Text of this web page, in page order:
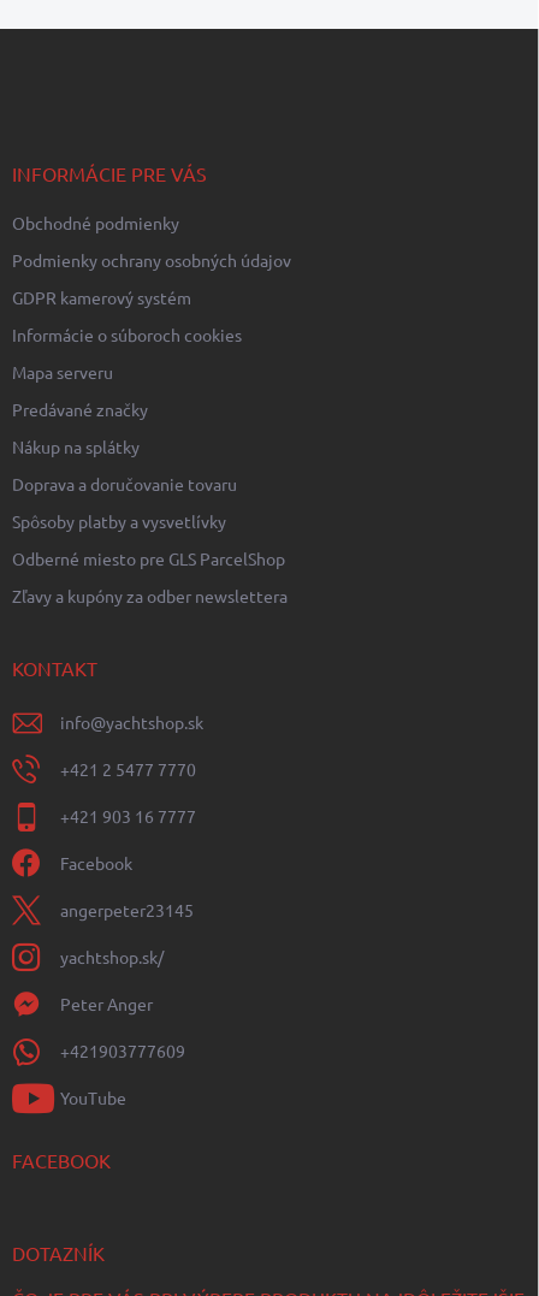
INFORMÁCIE PRE VÁS
Obchodné podmienky
Podmienky ochrany osobných údajov
GDPR kamerový systém
Informácie o súboroch cookies
Mapa serveru
Predávané značky
Nákup na splátky
Doprava a doručovanie tovaru
Spôsoby platby a vysvetlívky
Odberné miesto pre GLS ParcelShop
Zľavy a kupóny za odber newslettera
KONTAKT
info@yachtshop.sk
+421 2 5477 7770
+421 903 16 7777
Facebook
angerpeter23145
yachtshop.sk/
Peter Anger
+421903777609
YouTube
FACEBOOK
DOTAZNÍK